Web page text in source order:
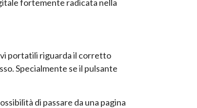
fortemente radicata nella
portatili riguarda il corretto
Specialmente se il pulsante
di passare da una pagina